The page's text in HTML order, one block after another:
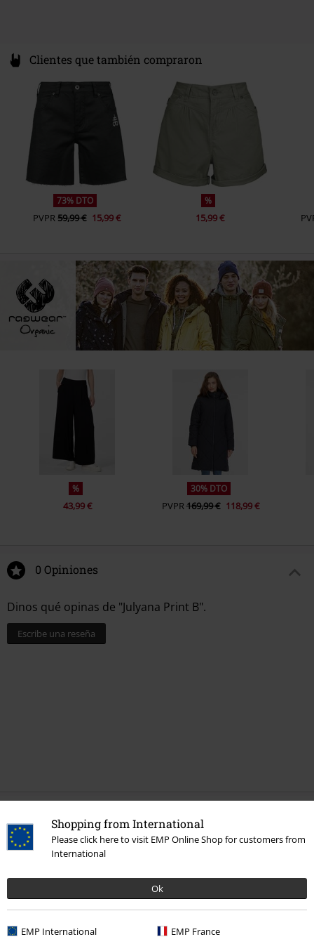
Shopping from International
Please click here to visit EMP Online Shop for customers from
International
Ok
EMP International EMP France
Clientes que también compraron
73% DTO
PVPR59,99 € 15,99 €
%
15,99 €
%
43,99 €
30% DTO
PVPR169,99 € 118,99 €
0 Opiniones
Dinos qué opinas de "Julyana Print B".
Escribe una reseña
Más categorías. Más opciones
Ropa & accesorios Tops Tops
Marcas Ropa Ragwear Camisetas & Tops
Marcas Ropa Mujer